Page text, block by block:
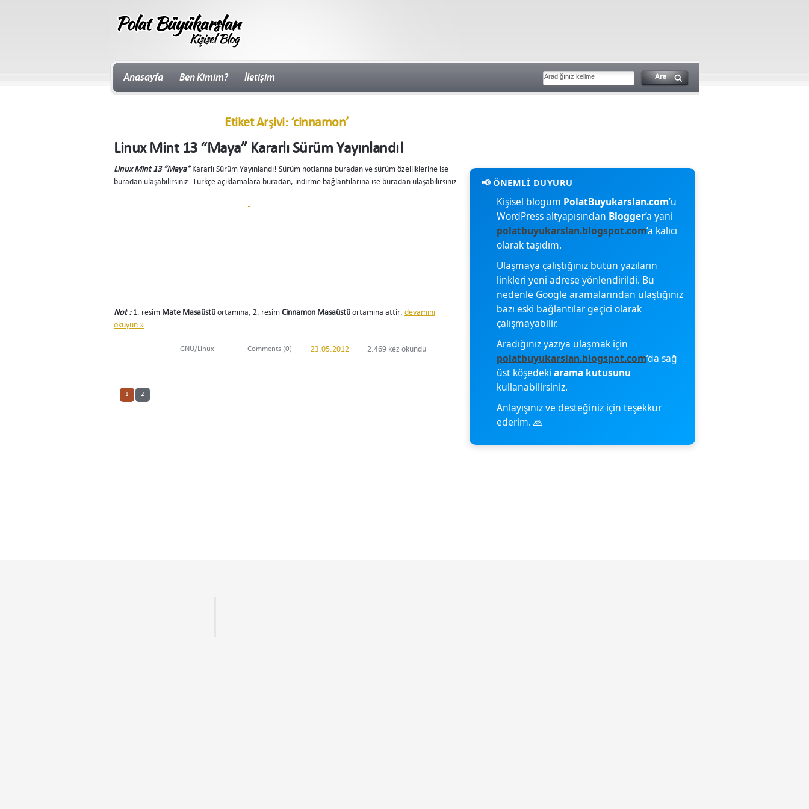
Anasayfa Ben Kimim? İletişim
Etiket Arşivi: ‘cinnamon’
Linux Mint 13 “Maya” Kararlı Sürüm Yayınlandı!
Linux Mint 13 “Maya”Kararlı Sürüm Yayınlandı! Sürüm notlarına buradan ve sürüm özelliklerine ise
buradan ulaşabilirsiniz. Türkçe açıklamalara buradan, indirme bağlantılarına ise buradan ulaşabilirsiniz.
Not :1. resim Mate Masaüstüortamına, 2. resimCinnamon Masaüstüortamına attir. devamını
okuyun »
GNU/Linux Comments (0) 23.05.2012 2.469 kez okundu
1 2
Kişisel blogum PolatBuyukarslan.com’u
WordPress altyapısından Blogger’a yani
polatbuyukarslan.blogspot.com’a kalıcı
olarak taşıdım.
Ulaşmaya çalıştığınız bütün yazıların
linkleri yeni adrese yönlendirildi. Bu
nedenle Google aramalarından ulaştığınız
bazı eski bağlantılar geçici olarak
çalışmayabilir.
Aradığınız yazıya ulaşmak için
polatbuyukarslan.blogspot.com’da sağ
üst köşedeki arama kutusunu
kullanabilirsiniz.
Anlayışınız ve desteğiniz için teşekkür
ederim. 🙏